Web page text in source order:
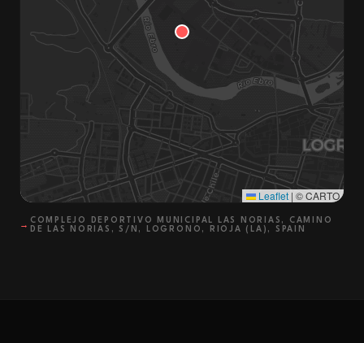
Leaflet | © CARTO
→
COMPLEJO DEPORTIVO MUNICIPAL LAS NORIAS, CAMINO
DE LAS NORIAS, S/N, LOGRONO, RIOJA (LA), SPAIN